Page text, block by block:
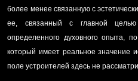
более менее связанную с
ее, связанный с главной
определенного духовного опыта,
который имеет реальное значение
поле устроителей здесь не